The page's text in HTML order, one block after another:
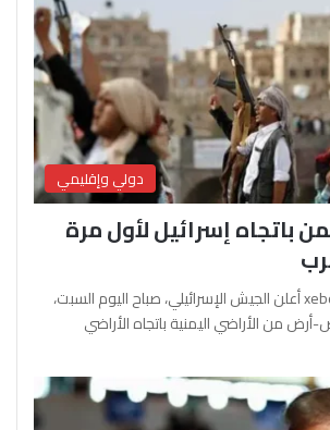
دولي وإقليمي
باتجاه إسرائيل لأول مرة
آفرين علو ـ xeber24.net أعلن الجيش الإسرائيلي، صباح اليوم السبت،
من الأراضي اليمنية باتجاه الأراضي